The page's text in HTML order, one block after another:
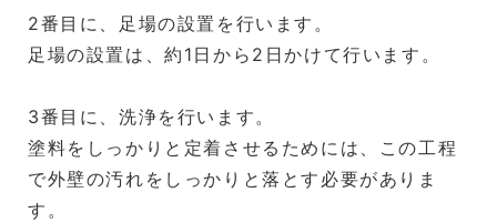
2番目に、足場の設置を行います。
足場の設置は、約1日から2日かけて行います。
3番目に、洗浄を行います。
塗料をしっかりと定着させるためには、この工程
で外壁の汚れをしっかりと落とす必要がありま
す。